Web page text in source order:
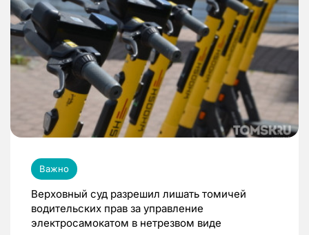
Важно
Верховный суд разрешил лишать томичей
водительских прав за управление
электросамокатом в нетрезвом виде